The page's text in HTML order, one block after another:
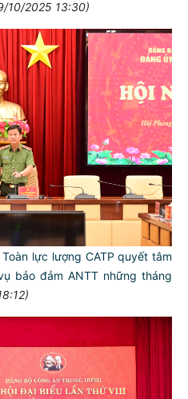
10/2025 13:30)
lực lượng CATP quyết tâm
bảo đảm ANTT những tháng